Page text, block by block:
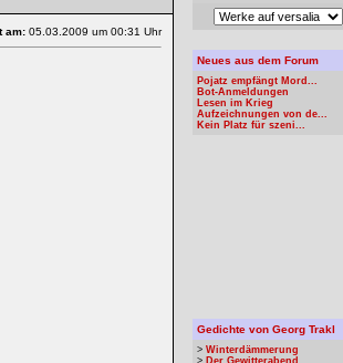
am: 05.03.2009 um 00:31 Uhr
Neues aus dem Forum
Pojatz empfängt Mord...
Bot-Anmeldungen
Lesen im Krieg
Aufzeichnungen von de...
Kein Platz für szeni...
Gedichte von Georg Trakl
> Winterdämmerung
> Der Gewitterabend